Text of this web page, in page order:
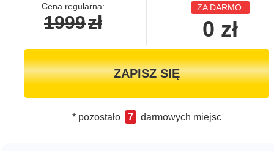
Cena regularna:
1999zł
ZA DARMO
0 zł
ZAPISZ SIĘ
* pozostało 7 darmowych miejsc